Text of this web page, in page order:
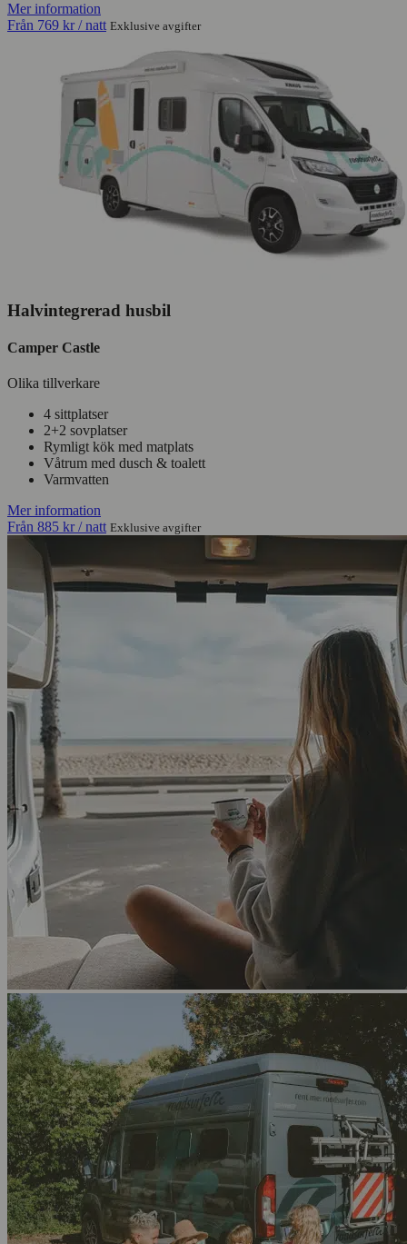
Mer information
Från 769 kr / natt Exklusive avgifter
Halvintegrerad husbil
Camper Castle
Olika tillverkare
4 sittplatser
2+2 sovplatser
Rymligt kök med matplats
Våtrum med dusch & toalett
Varmvatten
Mer information
Från 885 kr / natt Exklusive avgifter